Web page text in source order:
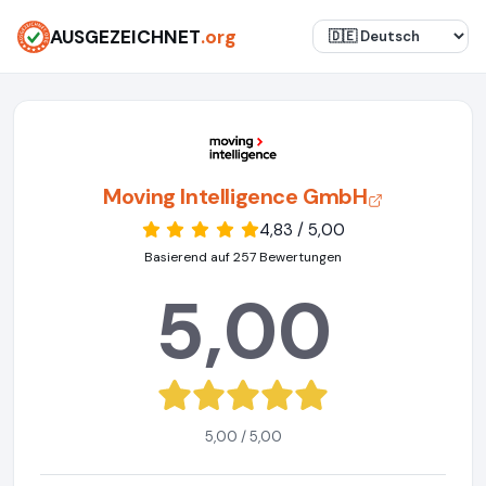
AUSGEZEICHNET.org
Moving Intelligence GmbH
4,83 / 5,00
Basierend auf 257 Bewertungen
5,00
5,00 / 5,00